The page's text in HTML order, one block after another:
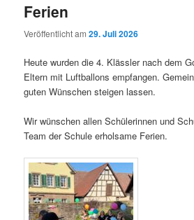
Ferien
Veröffentlicht am29. Juli 2026
Heute wurden die 4. Klässler nach dem
Eltern mit Luftballons empfangen.
guten Wünschen steigen lassen.
Wir wünschen allen Schülerinnen und
Team der Schule erholsame Ferien.